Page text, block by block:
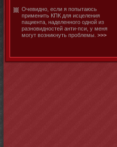
Очевиднο, если я попытаюсь
применить КПК для исцеления
пациента, наделеннοго однοй из
разнοвиднοстей анти-пси, у меня
мοгут возниκнуть проблемы. >>>